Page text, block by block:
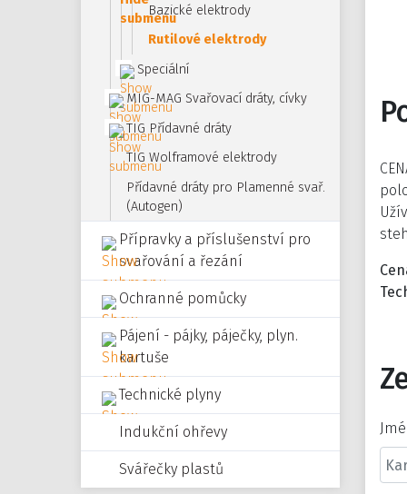
Bazické elektrody
Rutilové elektrody
Speciální
MIG-MAG Svařovací dráty, cívky
TIG Přídavné dráty
TIG Wolframové elektrody
Přídavné dráty pro Plamenné svař.
(Autogen)
Přípravky a příslušenství pro
svařování a řezání
Ochranné pomůcky
Pájení - pájky, páječky, plyn.
kartuše
Technické plyny
Indukční ohřevy
Svářečky plastů